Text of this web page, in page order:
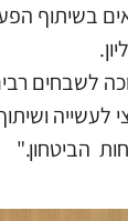
בשיתוף
לשבחים
לעשייה
הביטחון."